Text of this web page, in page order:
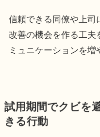
信頼できる同僚や上司
改善の機会を作る工夫
ミュニケーションを増
試用期間でクビを
きる行動